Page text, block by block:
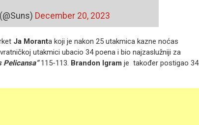
December 20, 2023
Ja Moranta koji je nakon 25 utakmica kazne noćas
utakmici ubacio 34 poena i bio najzaslužniji za
Pelicansa“115-113. Brandon Igram je također postigao 34